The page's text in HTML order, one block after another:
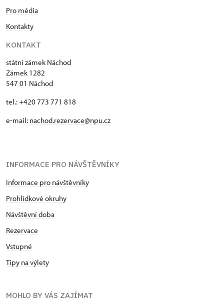
Pro média
Kontakty
KONTAKT
státní zámek Náchod
Zámek 1282
547 01 Náchod
tel.: +420 773 771 818
e-mail: nachod.rezervace@npu.cz
INFORMACE PRO NÁVŠTĚVNÍKY
Informace pro návštěvníky
Prohlídkové okruhy
Návštěvní doba
Rezervace
Vstupné
Tipy na výlety
MOHLO BY VÁS ZAJÍMAT